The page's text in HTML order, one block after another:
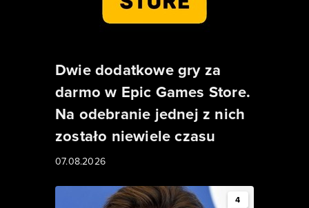
Dwie dodatkowe gry za
darmo w Epic Games Store.
Na odebranie jednej z nich
zostało niewiele czasu
07.08.2026
4